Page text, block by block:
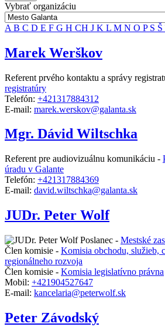
Vybrať organizáciu
A B C D E F G H CH J K L M N O P S Š
Marek Werškov
Referent prvého kontaktu a správy
registratúry
Telefón: +421317884312
E-mail: marek.werskov@galanta.sk
Mgr. Dávid Wiltschka
Referent pre audiovizuálnu komunikáciu -
úradu v Galante
Telefón: +421317884369
E-mail: david.wiltschka@galanta.sk
JUDr. Peter Wolf
Poslanec - Mestské
Člen komisie - Komisia obchodu, služieb,
regionálneho rozvoja
Člen komisie - Komisia legislatívno právna
Mobil: +421904527647
E-mail: kancelaria@peterwolf.sk
Peter Závodský